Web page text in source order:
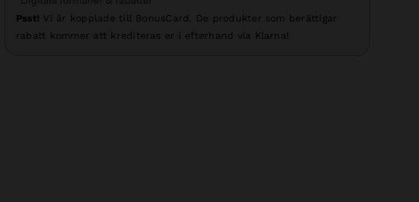
Psst! Vi är kopplade till BonusCard. De produkter som berättigar
rabatt kommer att krediteras er i efterhand via Klarna!